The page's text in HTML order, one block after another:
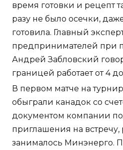
время готовки и рецепт
разу не было осечки,
готовила. Главный
предпринимателей при
Андрей Забловский
границей работает от 4
В первом матче на
обыграли канадок со
документом компании
приглашения на встречу,
занималось Минэнерго.